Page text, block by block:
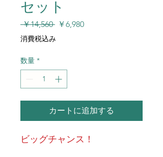
セット
￥14,560 通￥6,980セ
消費税込み
数量 *
カートに追加する
ビッグチャンス！